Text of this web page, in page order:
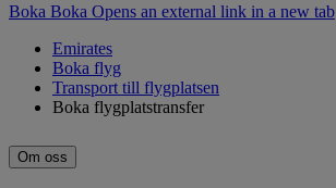
Boka Boka Opens an external link in a new tab
Emirates
Boka flyg
Transport till flygplatsen
Boka flygplatstransfer
Om oss